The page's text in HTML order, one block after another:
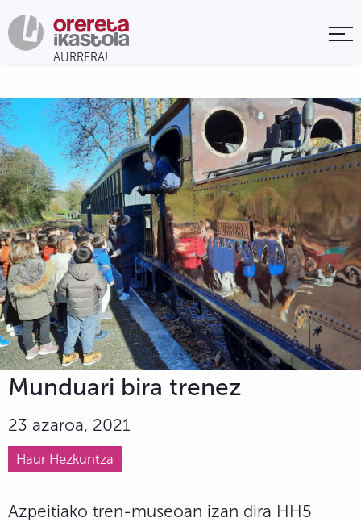
Munduari bira trenez
23 azaroa, 2021
Haur Hezkuntza
Azpeitiako tren-museoan izan dira HH5